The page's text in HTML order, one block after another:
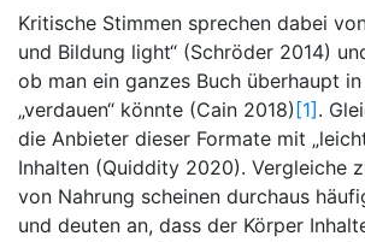
Kritische Stimmen sprechen dabei
und Bildung light“ (Schröder 2014)
ob man ein ganzes Buch überhaupt
„verdauen“ könnte (Cain 2018) [1] .
die Anbieter dieser Formate mit
Inhalten (Quiddity 2020). Vergleiche
von Nahrung scheinen durchaus
und deuten an, dass der Körper